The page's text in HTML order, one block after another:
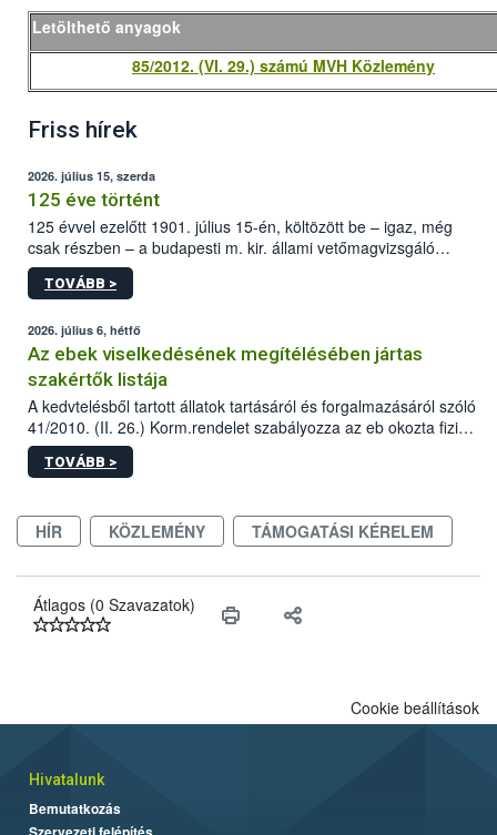
Letölthető anyagok
85/2012. (VI. 29.) számú MVH Közlemény
Friss hírek
2026. július 15, szerda
125 éve történt
125 évvel ezelőtt 1901. július 15-én, költözött be – igaz, még
csak részben – a budapesti m. kir. állami vetőmagvizsgáló
állomás a Kis Rókus utca 15. szám alatti, Czigler Győző által
tervezett új épületébe.
TOVÁBB >
2026. július 6, hétfő
Az ebek viselkedésének megítélésében jártas
szakértők listája
A kedvtelésből tartott állatok tartásáról és forgalmazásáról szóló
41/2010. (II. 26.) Korm.rendelet szabályozza az eb okozta fizikai
sérülés, illetve ennek veszélye keletkezésekor felmerülő
hatósági feladatokat, valamint a veszélyes eb tartását és annak
vonni az ebek viselkedésének megítélésében jártas szakértőt.
TOVÁBB >
HÍR KÖZLEMÉNY TÁMOGATÁSI KÉRELEM
Átlagos (0 Szavazatok)
Cookie beállítások
Hivatalunk
Bemutatkozás